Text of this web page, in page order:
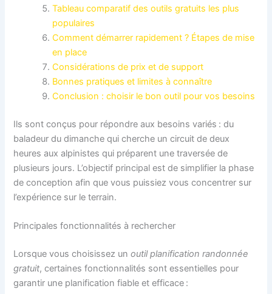
Tableau comparatif des outils gratuits les plus
populaires
Comment démarrer rapidement ? Étapes de mise
en place
Considérations de prix et de support
Bonnes pratiques et limites à connaître
Conclusion : choisir le bon outil pour vos besoins
Ils sont conçus pour répondre aux besoins variés : du
baladeur du dimanche qui cherche un circuit de deux
heures aux alpinistes qui préparent une traversée de
plusieurs jours. L’objectif principal est de simplifier la phase
de conception afin que vous puissiez vous concentrer sur
l’expérience sur le terrain.
Principales fonctionnalités à rechercher
Lorsque vous choisissez unoutil planification randonnée
gratuit, certaines fonctionnalités sont essentielles pour
garantir une planification fiable et efficace :